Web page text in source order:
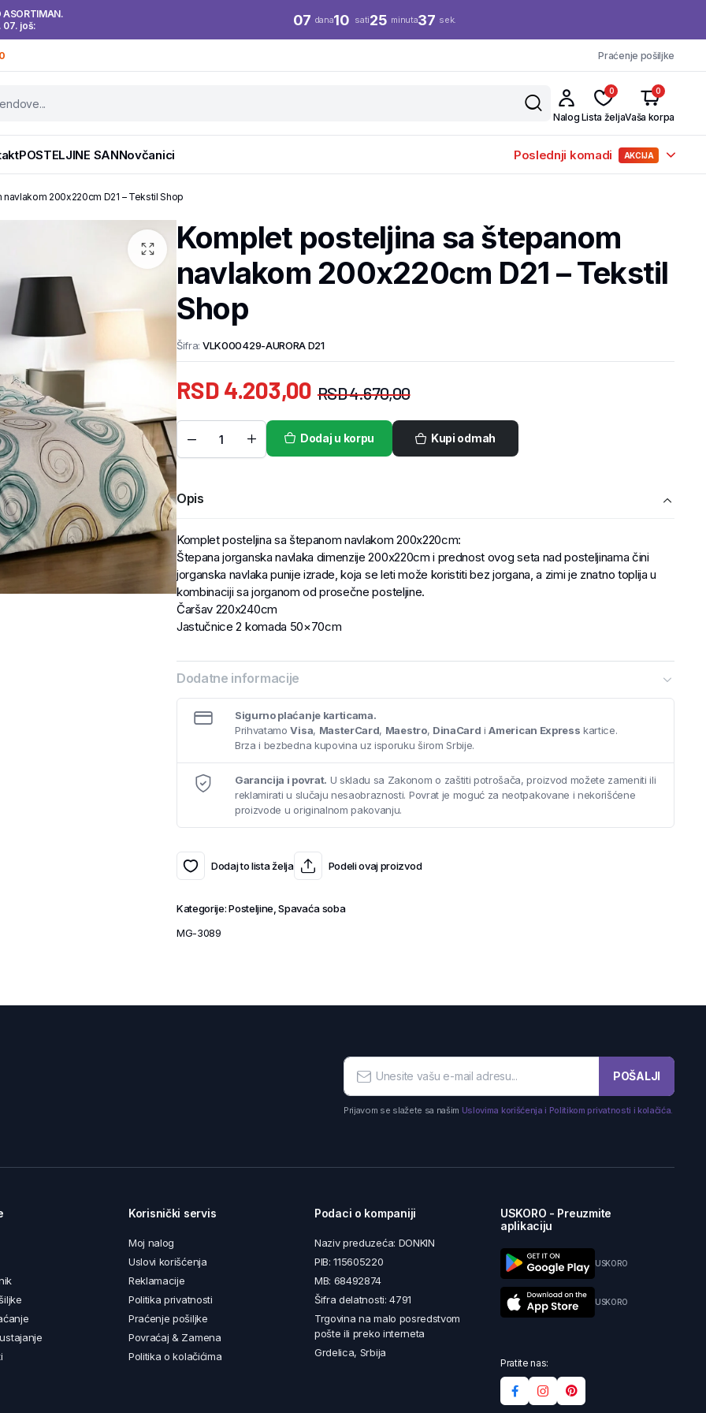
ASORTIMAN.
07. još:
07 dana10 sati25 minuta37 sek.
Praćenje pošiljke
Nalog
0
Lista želja
0
Vaša korpa
POSTELJINE SANNovčanici Poslednji komadi AKCIJA
200x220cm D21 – Tekstil Shop
Komplet posteljina sa štepanom
navlakom 200x220cm D21 – Tekstil
Shop
Šifra: VLK000429-AURORA D21
RSD4.670,00
RSD4.203,00
Dodaj u korpu Kupi odmah
Opis
Komplet posteljina sa štepanom navlakom 200x220cm:
Štepana jorganska navlaka dimenzije 200x220cm i prednost ovog seta nad posteljinama čini
jorganska navlaka punije izrade, koja se leti može koristiti bez jorgana, a zimi je znatno toplija u
kombinaciji sa jorganom od prosečne posteljine.
Čaršav 220x240cm
Jastučnice 2 komada 50×70cm
Dodatne informacije
Sigurno plaćanje karticama.
PrihvatamoVisa, MasterCard, Maestro, DinaCard iAmerican Express kartice.
Brza i bezbedna kupovina uz isporuku širom Srbije.
Garancija i povrat. U skladu sa Zakonom o zaštiti potrošača, proizvod možete zameniti ili
reklamirati u slučaju nesaobraznosti. Povrat je moguć za neotpakovane i nekorišćene
proizvode u originalnom pakovanju.
Dodaj to lista želja Podeli ovaj proizvod
Kategorije:Posteljine ,Spavaća soba
MG-3089
POŠALJI
Prijavom se slažete sa našim Uslovima korišćenja i Politikom privatnosti i kolačića.
Korisnički servis
Moj nalog
Uslovi korišćenja
Reklamacije
Politika privatnosti
Praćenje pošiljke
Povraćaj & Zamena
Politika o kolačićima
Podaci o kompaniji
Naziv preduzeća: DONKIN
PIB: 115605220
MB: 68492874
Šifra delatnosti: 4791
Trgovina na malo posredstvom
pošte ili preko interneta
Grdelica, Srbija
USKORO - Preuzmite
aplikaciju
USKORO
USKORO
Pratite nas: